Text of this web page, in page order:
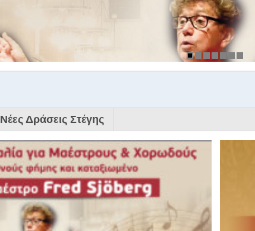
Νέες Δράσεις Στέγης